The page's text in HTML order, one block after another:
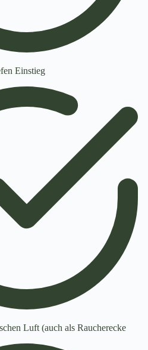
Einstieg
Luft (auch als Raucherecke